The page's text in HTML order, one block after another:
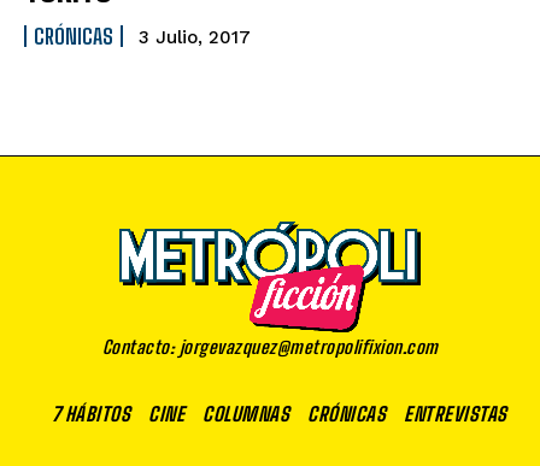
CRÓNICAS 3 Julio, 2017
Contacto: jorgevazquez@metropolifixion.com
7 HÁBITOS CINE COLUMNAS CRÓNICAS ENTREVISTAS